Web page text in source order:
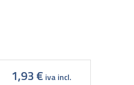
1,93 € iva incl.